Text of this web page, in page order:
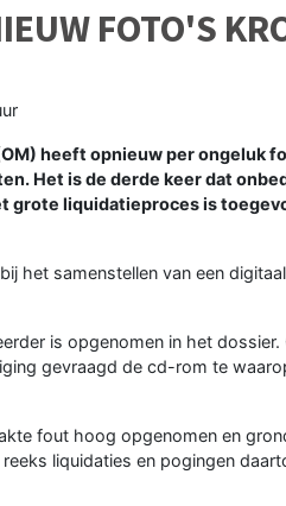
FOTO'S
heeft opnieuw per ongeluk
Het is de derde keer dat
grote liquidatieproces is
het samenstellen van een
is opgenomen in het
gevraagd de cd-rom te
fout hoog opgenomen en
liquidaties en pogingen